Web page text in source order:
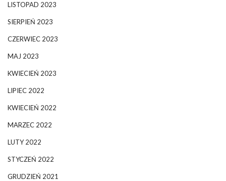
LISTOPAD 2023
SIERPIEŃ 2023
CZERWIEC 2023
MAJ 2023
KWIECIEŃ 2023
LIPIEC 2022
KWIECIEŃ 2022
MARZEC 2022
LUTY 2022
STYCZEŃ 2022
GRUDZIEŃ 2021